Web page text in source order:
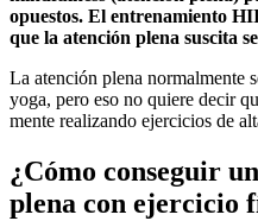
opuestos. El entrenamiento
que la atención plena suscita
La atención plena normalmente
yoga, pero eso no quiere decir
mente realizando ejercicios de
¿Cómo conseguir
plena con ejercicio